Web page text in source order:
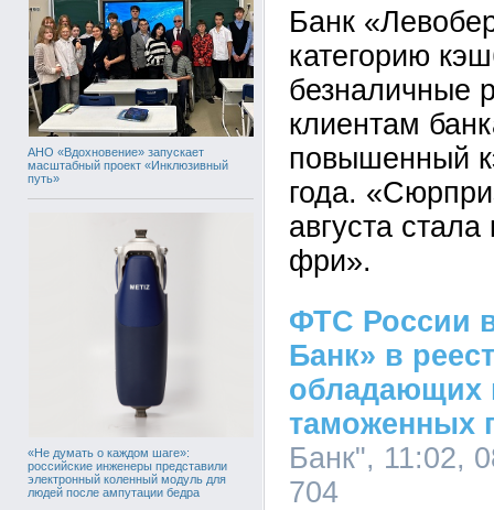
АНО «Вдохновение» запускает
масштабный проект «Инклюзивный
путь»
«Не думать о каждом шаге»:
российские инженеры представили
электронный коленный модуль для
людей после ампутации бедра
Банк
категорию
безналичные
клиентам
повышенный
года.
августа
фри».
ФТС России
Банк» в
обладающих
таможенных
Банк", 11:02,
704